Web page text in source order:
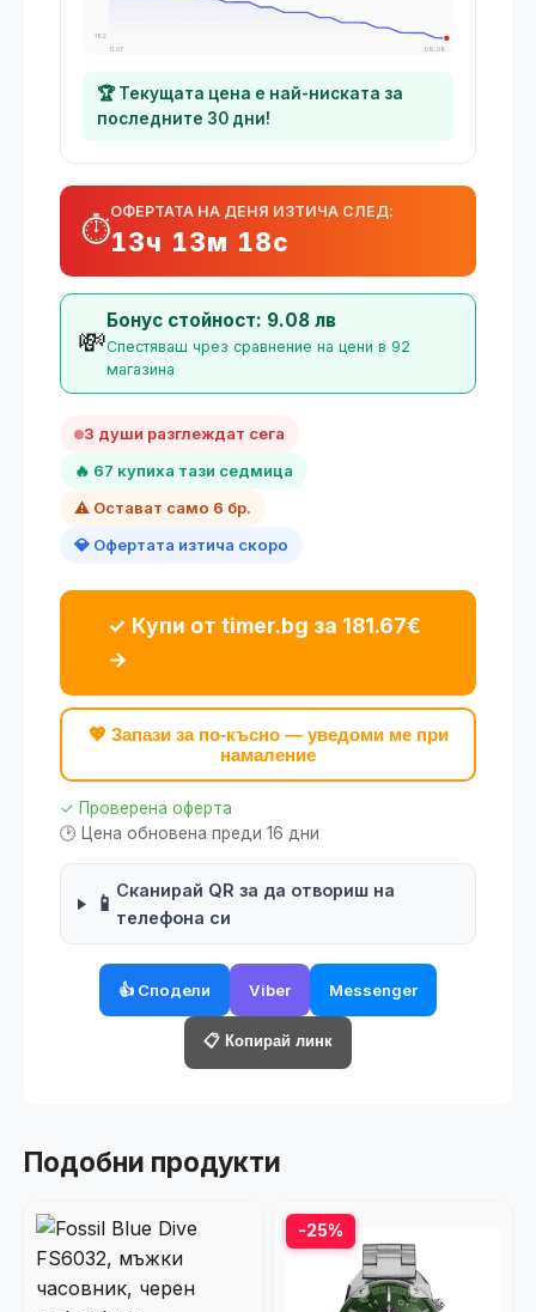
182
11.07
09.08
🏆 Текущата цена е най-ниската за
последните 30 дни!
⏱️
ОФЕРТАТА НА ДЕНЯ ИЗТИЧА СЛЕД:
13ч 13м 18с
💸
Бонус стойност: 9.08 лв
Спестяваш чрез сравнение на цени в 92
магазина
3 души разглеждат сега
🔥 67 купиха тази седмица
⚠️ Остават само 6 бр.
💎 Офертата изтича скоро
✓ Купи от timer.bg за 181.67€
→
💖 Запази за по-късно — уведоми ме при
намаление
✓ Проверена оферта
🕑 Цена обновена преди 16 дни
📱
Сканирай QR за да отвориш на
телефона си
👍 Сподели Viber Messenger
📋 Копирай линк
Подобни продукти
-25%